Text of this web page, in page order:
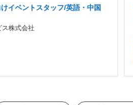
イベントスタッフ/英語・中国
ス株式会社